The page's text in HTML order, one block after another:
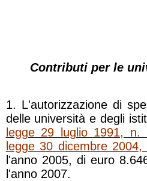
Contributi per le
1. L'autorizzazione di
delle università e degli
legge 29 luglio 1991, n.
legge 30 dicembre 2004,
l'anno 2005, di euro
l'anno 2007.